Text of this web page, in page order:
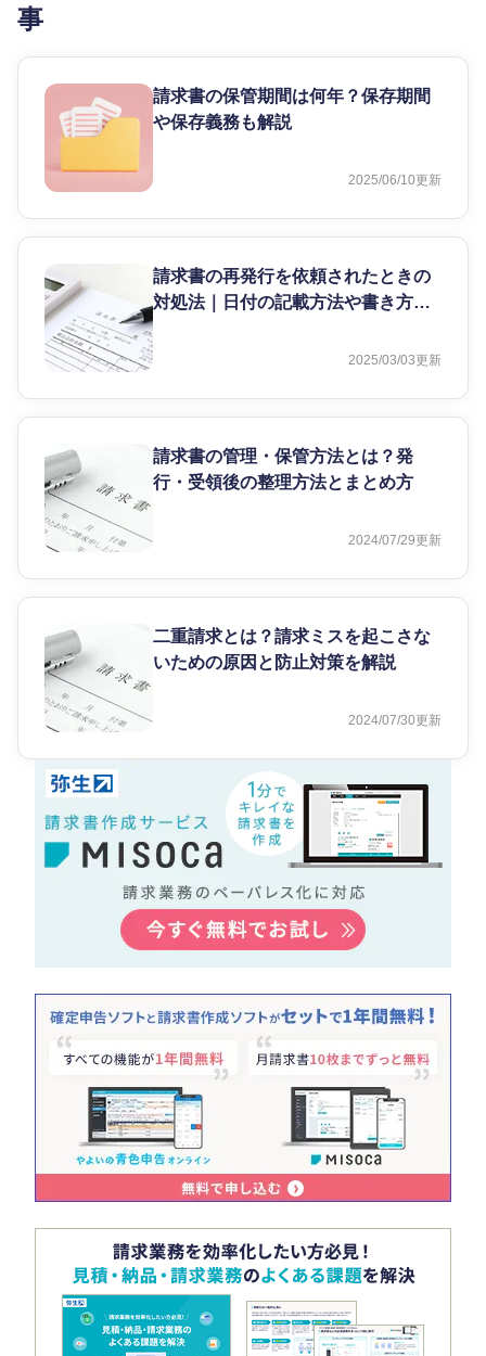
事
請求書の保管期間は何年？保存期間
や保存義務も解説
2025/06/10更新
請求書の再発行を依頼されたときの
対処法｜日付の記載方法や書き方を
2025/03/03更新
請求書の管理・保管方法とは？発
行・受領後の整理方法とまとめ方
2024/07/29更新
二重請求とは？請求ミスを起こさな
いための原因と防止対策を解説
2024/07/30更新